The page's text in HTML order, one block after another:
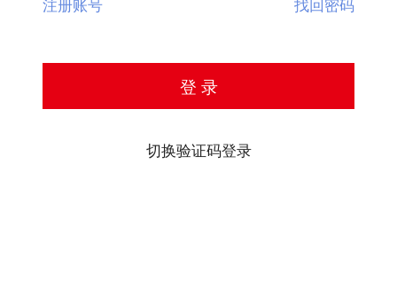
注册账号 找回密码
登 录
切换验证码登录